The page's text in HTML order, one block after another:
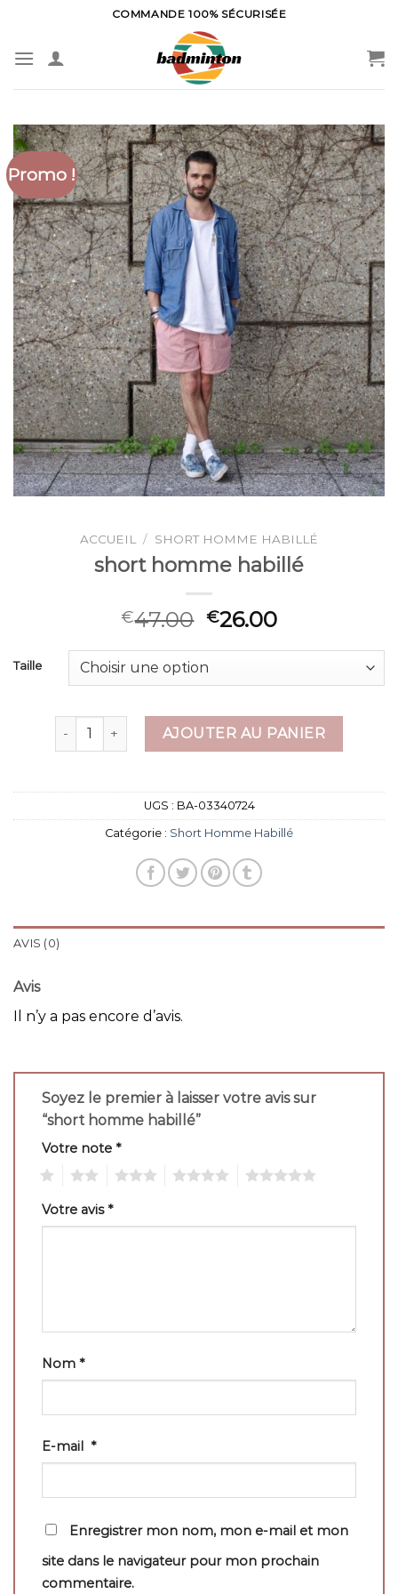
content
COMMANDE 100% SÉCURISÉE
Promo !
ACCUEIL / SHORT HOMME HABILLÉ
short homme habillé
€47.00 €26.00
Taille
quantité de short homme habillé
AJOUTER AU PANIER
UGS : BA-03340724
Catégorie : Short Homme Habillé
AVIS (0)
Avis
Il n’y a pas encore d’avis.
Soyez le premier à laisser votre avis sur
“short homme habillé”
Votre note *
Votre avis*
Nom *
E-mail *
Enregistrer mon nom, mon e-mail et mon
site dans le navigateur pour mon prochain
commentaire.